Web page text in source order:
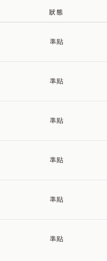
狀態
準點
準點
準點
準點
準點
準點